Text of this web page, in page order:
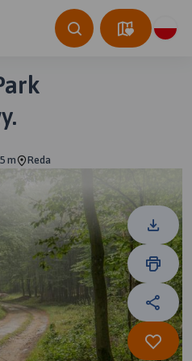
m Reda